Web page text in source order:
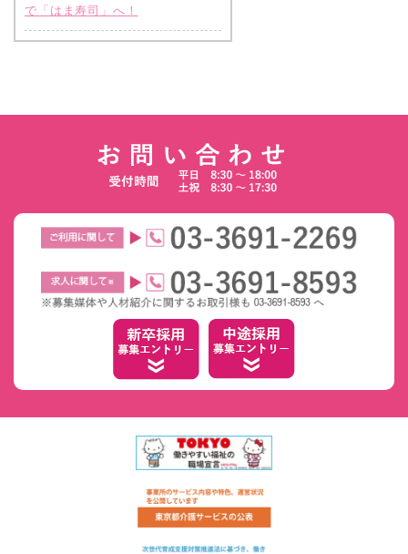
で「はま寿司」へ！